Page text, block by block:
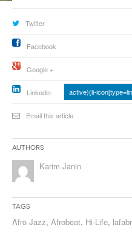
Twitter
Facebook
Google +
Linkedin active){li-
Email this article
Authors
Karim Janin
Tags
Afro Jazz, Afrobeat, Hi-Life,